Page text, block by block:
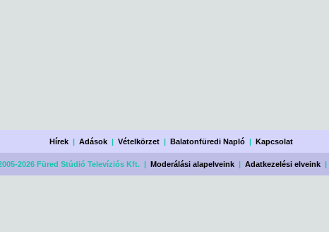
Hírek| Adások| Vételkörzet| Balatonfüredi Napló| Kapcsolat
2026 Füred Stúdió Televíziós Kft. | Moderálási alapelveink | Adatkezelési elveink |